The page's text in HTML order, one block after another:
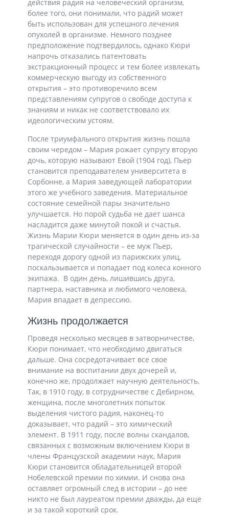
действия радия на человеческий организм,
более того, они понимали, что радий может
быть использован для успешного лечения
опухолей в организме. Немного позднее
предположение подтвердилось, однако Кюри
напрочь отказались патентовать
экстракционный процесс и тем более извлекать
коммерческую выгоду из собственного
открытия – это противоречило всем
представлениям супругов о свободе доступа к
знаниям и никак не соответствовало их
идеологическим устоям.
После триумфального открытия жизнь пошла
своим чередом – Мария рожает супругу вторую
дочь, которую называют Евой (1904 год), Пьер
становится преподавателем университета в
Сорбонне, а Мария заведующей лаборатории
этого же учебного заведения. Материальное
состояние семейной пары значительно
улучшается. Но порой судьба не дает шанса
насладится даже минутой покой и счастья.
Жизнь Марии Кюри меняется в один день из-за
трагической случайности – ее муж Пьер,
переходя дорогу одной из парижских улиц,
поскальзывается и попадает под колеса конного
экипажа. В один день, лишившись друга,
партнера, наставника и любимого человека,
Мария впадает в депрессию.
Жизнь продолжается
Проведя несколько месяцев в затворничестве,
Кюри понимает, что необходимо двигаться
дальше. Она сосредотачивает все свое
внимание на воспитании двух дочерей и,
конечно же, продолжает научную деятельность.
Так, в 1910 году, в сотрудничестве с Дебирном,
женщина, после многолетних попыток
выделения чистого радия, наконец-то
доказывает, что радий – это химический
элемент. В 1911 году, после волны скандалов,
связанных с возможным включением Кюри в
члены Французской академии наук, Мария
Кюри становится обладательницей второй
Нобелевской премии по химии. И снова она
оставляет огромный след в истории – до нее
никто не был лауреатом премии дважды, да еще
и за такой короткий срок.